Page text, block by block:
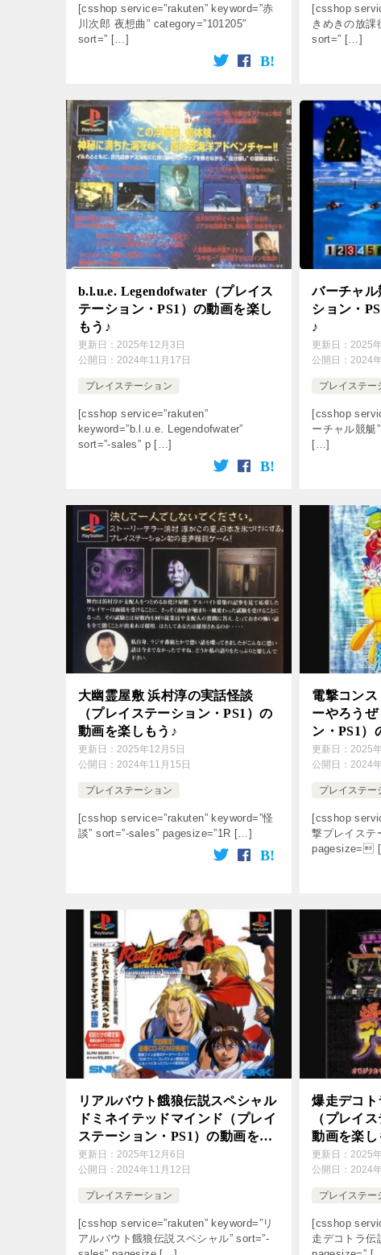
[csshop service=”rakuten” keyword=”赤
川次郎 夜想曲” category=”101205″
sort=” […]
[csshop
きめきの放課
sort=” […]
b.l.u.e. Legendofwater（プレイス
テーション・PS1）の動画を楽し
もう♪
更新日： 2025年12月3日
公開日： 2024年11月17日
プレイステーション
[csshop service=”rakuten”
keyword=”b.l.u.e. Legendofwater”
sort=”-sales” p […]
バーチャル
ション・
♪
更新日：2025
公開日：2024
プレイステー
[csshop
ーチャル競艇
[…]
大幽霊屋敷 浜村淳の実話怪談
（プレイステーション・PS1）の
動画を楽しもう♪
更新日： 2025年12月5日
公開日： 2024年11月15日
プレイステーション
[csshop service=”rakuten” keyword=”怪
談” sort=”-sales” pagesize=”1R […]
電撃コン
ーやろう
ン・PS1）
更新日：2025
公開日：2024
プレイステー
[csshop
撃プレイステ
pagesize=
リアルバウト餓狼伝説スペシャル
ドミネイテッドマインド（プレイ
ステーション・PS1）の動画を楽
しもう♪
更新日： 2025年12月6日
公開日： 2024年11月12日
プレイステーション
[csshop service=”rakuten” keyword=”リ
アルバウト餓狼伝説スペシャル” sort=”-
爆走デコ
（プレイ
動画を楽し
更新日：2025
公開日：2024
プレイステー
[csshop
走デコトラ伝